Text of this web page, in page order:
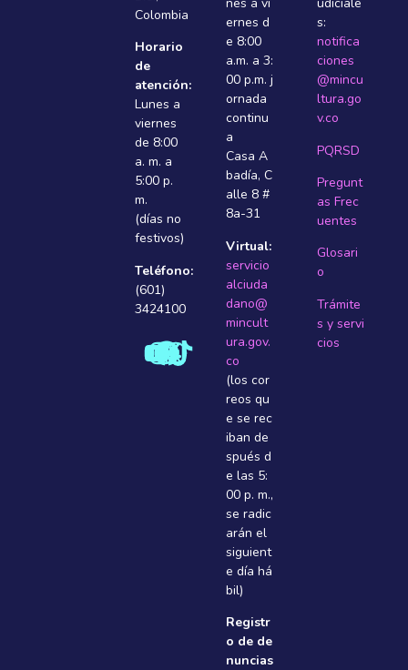
Colombia
Horario
de
atención:
Lunes a
viernes
de 8:00
a. m. a
5:00 p.
m.
(días no
festivos)
Teléfono:
(601)
3424100
ernes d
e 8:00
a.m. a 3:
00 p.m. j
ornada
continu
a
Casa A
badí­a, C
alle 8 #
8a-31
Virtual:
servicio
alciuda
dano@
mincult
ura.gov.
co
(los cor
reos qu
e se rec
iban de
spués d
e las 5:
00 p. m.,
se radic
arán el
siguient
e dí­a há
bil)
Registr
o de de
nuncias
s:
notifica
ciones
@mincu
ltura.go
v.co
PQRSD
Pregunt
as Frec
uentes
Glosari
o
Trámite
s y servi
cios